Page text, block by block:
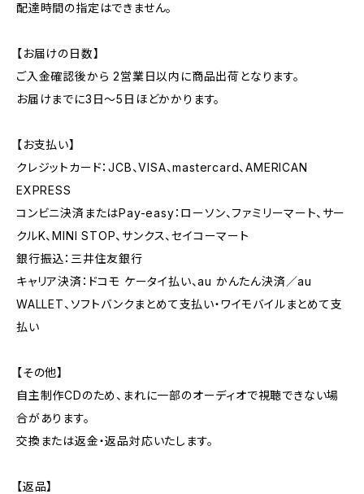
配達時間の指定はできません。
【お届けの日数】
ご入金確認後から 2営業日以内に商品出荷となります。
お届けまでに3日〜5日ほどかかります。
【お支払い】
クレジットカード：JCB、VISA、mastercard、AMERICAN
EXPRESS
コンビニ決済またはPay-easy：ローソン、ファミリーマート、サー
クルK、MINI STOP、サンクス、セイコーマート
銀行振込：三井住友銀行
キャリア決済：ドコモ ケータイ払い、au かんたん決済／au
WALLET、ソフトバンクまとめて支払い・ワイモバイルまとめて支
払い
【その他】
自主制作CDのため、まれに一部のオーディオで視聴できない場
合があります。
交換または返金・返品対応いたします。
【返品】